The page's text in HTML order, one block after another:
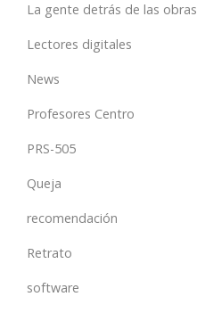
La gente detrás de las obras
Lectores digitales
News
Profesores Centro
PRS-505
Queja
recomendación
Retrato
software